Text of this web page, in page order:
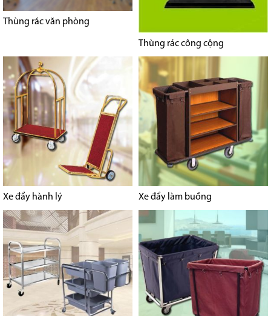
Thùng rác văn phòng
Thùng rác công cộng
Xe đẩy hành lý Xe đẩy làm buồng